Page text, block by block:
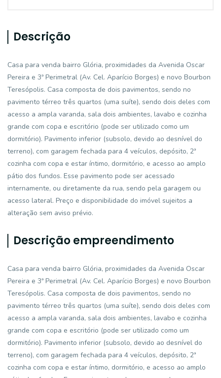
Descrição
Casa para venda bairro Glória, proximidades da Avenida Oscar
Pereira e 3ª Perimetral (Av. Cel. Aparício Borges) e novo Bourbon
Teresópolis. Casa composta de dois pavimentos, sendo no
pavimento térreo três quartos (uma suíte), sendo dois deles com
acesso a ampla varanda, sala dois ambientes, lavabo e cozinha
grande com copa e escritório (pode ser utilizado como um
dormitório). Pavimento inferior (subsolo, devido ao desnível do
terreno), com garagem fechada para 4 veículos, depósito, 2ª
cozinha com copa e estar íntimo, dormitório, e acesso ao amplo
pátio dos fundos. Esse pavimento pode ser acessado
internamente, ou diretamente da rua, sendo pela garagem ou
acesso lateral. Preço e disponibilidade do imóvel sujeitos a
alteração sem aviso prévio.
Descrição empreendimento
Casa para venda bairro Glória, proximidades da Avenida Oscar
Pereira e 3ª Perimetral (Av. Cel. Aparício Borges) e novo Bourbon
Teresópolis. Casa composta de dois pavimentos, sendo no
pavimento térreo três quartos (uma suíte), sendo dois deles com
acesso a ampla varanda, sala dois ambientes, lavabo e cozinha
grande com copa e escritório (pode ser utilizado como um
dormitório). Pavimento inferior (subsolo, devido ao desnível do
terreno), com garagem fechada para 4 veículos, depósito, 2ª
cozinha com copa e estar íntimo, dormitório, e acesso ao amplo